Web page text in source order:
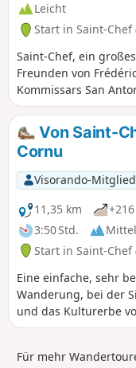
Leicht
Start in Saint-Chef
Saint-Chef, ein
Freunden von
Kommissars San
Rundwanderung
und auf halber
Cornu entdecken.
Von Saint-
Cornu
Visorando-Mitglied
11,35 km
3:50 Std.
Mittel
Start in Saint-Chef
Eine einfache, sehr
Wanderung, bei der
und das Kulturerbe
entdecken können.
Für mehr